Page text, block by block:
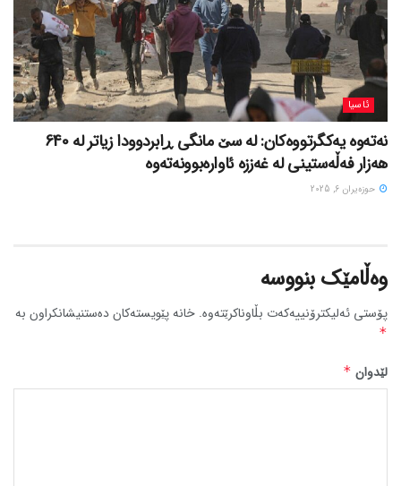
ئاسیا
نەتەوە یەکگرتووەکان: لە سێ مانگی ڕابردوودا زیاتر لە 640
هەزار فەڵەستینی لە غەززە ئاوارەبوونەتەوە
حوزه‌یران 6, 2025
وەڵامێک بنووسە
پۆستی ئەلیکترۆنییەکەت بڵاوناکرێتەوە. خانە پێویستەکان دەستنیشانکراون بە
*
لێدوان *